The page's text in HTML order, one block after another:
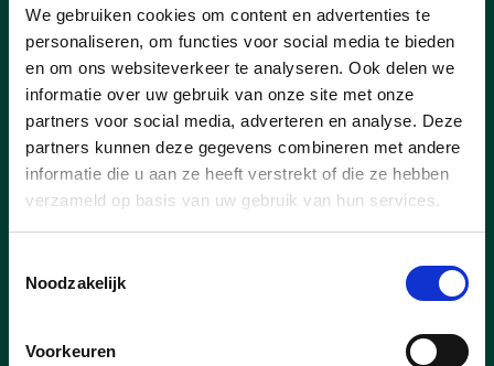
We gebruiken cookies om content en advertenties te
personaliseren, om functies voor social media te bieden
en om ons websiteverkeer te analyseren. Ook delen we
informatie over uw gebruik van onze site met onze
partners voor social media, adverteren en analyse. Deze
partners kunnen deze gegevens combineren met andere
informatie die u aan ze heeft verstrekt of die ze hebben
verzameld op basis van uw gebruik van hun services.
Noodzakelijk
Voorkeuren
Waterbekken voor
landbouwers in drogere
periodes
Op de gemeenteraad gisterenavond werd
de aankoop van gronden voor 𝐝𝐞 𝐚𝐚𝐧𝐥𝐞𝐠
𝐯𝐚𝐧 𝐞𝐞𝐧 𝐧𝐢𝐞𝐮𝐰 𝐰𝐚𝐭𝐞𝐫𝐛𝐞𝐤𝐤𝐞𝐧 goedgekeurd.
WATERBEHEERSING